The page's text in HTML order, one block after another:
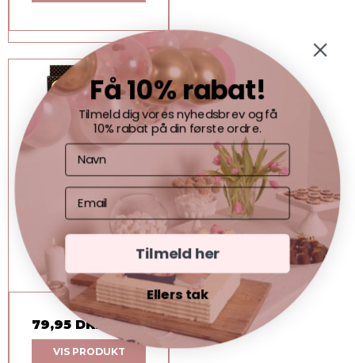
Wilton Halloween
Dekorationsæt
Zombie - 12 stk.
79,95 DKK
VIS PRODUKT
Få 10% rabat!
Tilmeld dig vores nyhedsbrev og få
10% rabat på din første ordre.
Tilmeld her
Ellers tak